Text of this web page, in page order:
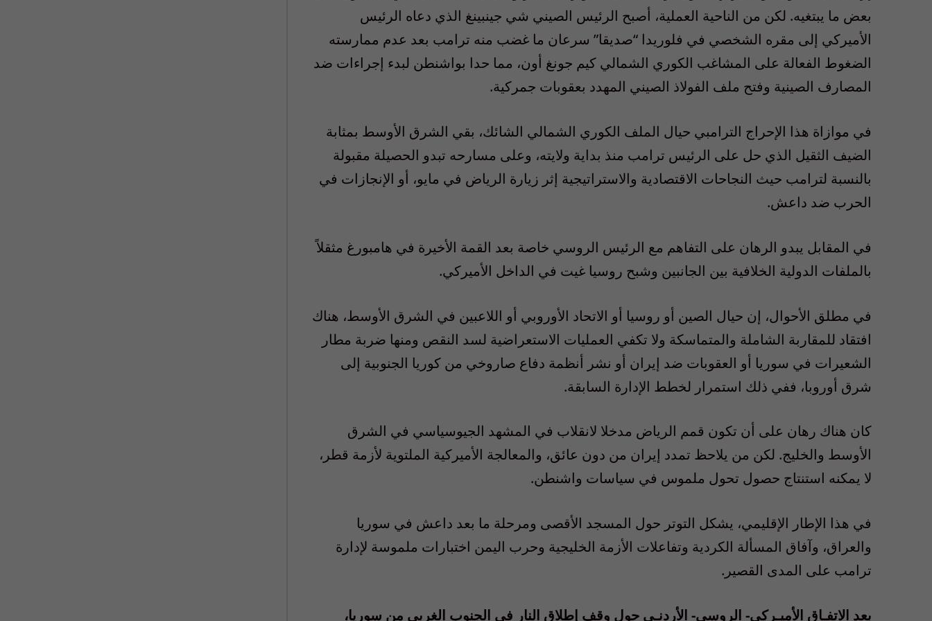
بعض ما يبتغيه. لكن من الناحية العملية، أصبح الرئيس الصيني شي جينبينغ الذي دعاه الرئيس
الأميركي إلى مقره الشخصي في فلوريدا “صديقا” سرعان ما غضب منه ترامب بعد عدم ممارسته
الضغوط الفعالة على المشاغب الكوري الشمالي كيم جونغ أون، مما حدا بواشنطن لبدء إجراءات ضد
المصارف الصينية وفتح ملف الفولاذ الصيني المهدد بعقوبات جمركية.
في موازاة هذا الإحراج الترامبي حيال الملف الكوري الشمالي الشائك، بقي الشرق الأوسط بمثابة
الضيف الثقيل الذي حل على الرئيس ترامب منذ بداية ولايته، وعلى مسارحه تبدو الحصيلة مقبولة
بالنسبة لترامب حيث النجاحات الاقتصادية والاستراتيجية إثر زيارة الرياض في مايو، أو الإنجازات في
الحرب ضد داعش.
في المقابل يبدو الرهان على التفاهم مع الرئيس الروسي خاصة بعد القمة الأخيرة في هامبورغ مثقلاً
بالملفات الدولية الخلافية بين الجانبين وشبح روسيا غيت في الداخل الأميركي.
في مطلق الأحوال، إن حيال الصين أو روسيا أو الاتحاد الأوروبي أو اللاعبين في الشرق الأوسط، هناك
افتقاد للمقاربة الشاملة والمتماسكة ولا تكفي العمليات الاستعراضية لسد النقص ومنها ضربة مطار
الشعيرات في سوريا أو العقوبات ضد إيران أو نشر أنظمة دفاع صاروخي من كوريا الجنوبية إلى
شرق أوروبا، ففي ذلك استمرار لخطط الإدارة السابقة.
كان هناك رهان على أن تكون قمم الرياض مدخلا لانقلاب في المشهد الجيوسياسي في الشرق
الأوسط والخليج. لكن من يلاحظ تمدد إيران من دون عائق، والمعالجة الأميركية الملتوية لأزمة قطر،
لا يمكنه استنتاج حصول تحول ملموس في سياسات واشنطن.
في هذا الإطار الإقليمي، يشكل التوتر حول المسجد الأقصى ومرحلة ما بعد داعش في سوريا
والعراق، وآفاق المسألة الكردية وتفاعلات الأزمة الخليجية وحرب اليمن اختبارات ملموسة لإدارة
ترامب على المدى القصير.
بعد الاتفـاق الأميـركي- الروسي- الأردنـي حول وقف إطلاق النار في الجنوب الغربي من سوريا،